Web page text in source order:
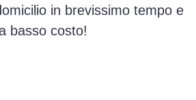
in brevissimo tempo e
basso costo!